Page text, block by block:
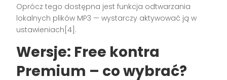
Oprócz tego dostępna jest funkcja odtwarzania
lokalnych plików MP3 — wystarczy aktywować ją w
ustawieniach[4].
Wersje: Free kontra
Premium – co wybrać?